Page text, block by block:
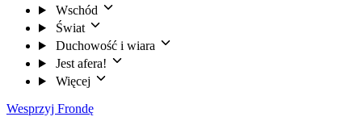
Wschód
Świat
Duchowość i wiara
Jest afera!
Więcej
Wesprzyj Frondę